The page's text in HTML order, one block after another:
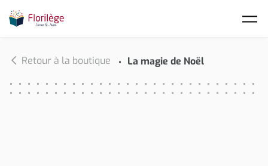
Retour à la boutique La magie de Noël